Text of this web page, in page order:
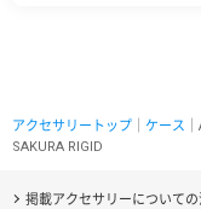
アクセサリートップ ケース
SAKURA RIGID
掲載アクセサリーについて